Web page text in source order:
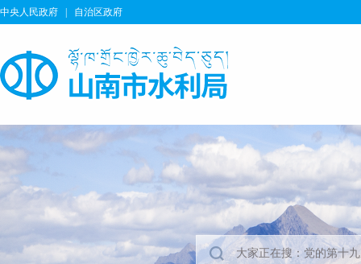
中央人民政府 自治区政府